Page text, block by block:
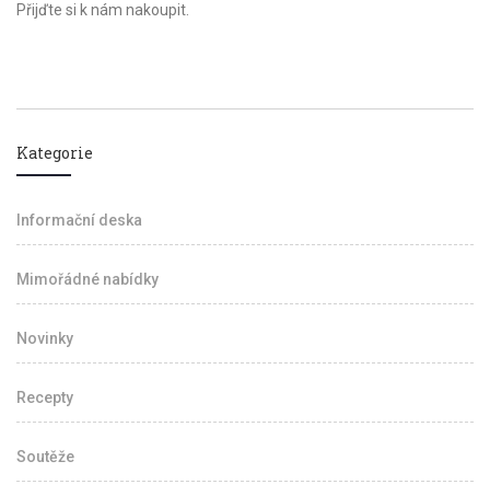
Přijďte si k nám nakoupit.
Kategorie
Informační deska
Mimořádné nabídky
Novinky
Recepty
Soutěže